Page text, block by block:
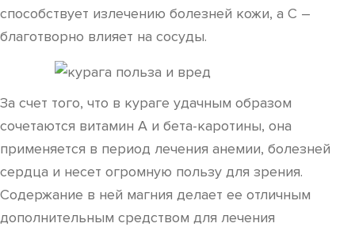
способствует излечению болезней кожи, а С –
благотворно влияет на сосуды.
За счет того, что в кураге удачным образом
сочетаются витамин А и бета-каротины, она
применяется в период лечения анемии, болезней
сердца и несет огромную пользу для зрения.
Содержание в ней магния делает ее отличным
дополнительным средством для лечения